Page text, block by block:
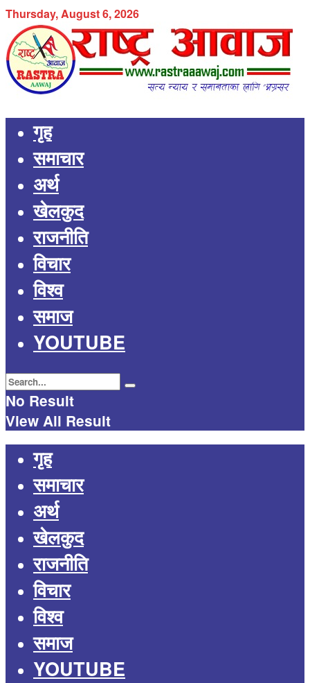
Thursday, August 6, 2026
गृह
समाचार
अर्थ
खेलकुद
राजनीति
विचार
विश्व
समाज
YOUTUBE
No Result
View All Result
गृह
समाचार
अर्थ
खेलकुद
राजनीति
विचार
विश्व
समाज
YOUTUBE